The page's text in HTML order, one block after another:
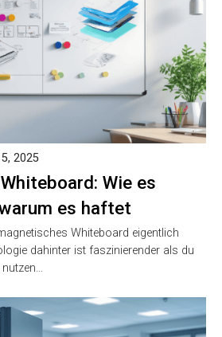
Wie es
es haftet
2025
Whiteboard eigentlich
dahinter ist faszinierender als du